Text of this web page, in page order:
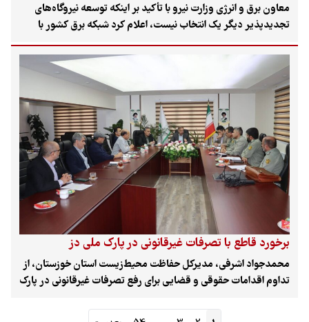
معاون برق و انرژی وزارت نیرو با تأکید بر اینکه توسعه نیروگاه‌های
تجدیدپذیر دیگر یک انتخاب نیست، اعلام کرد شبکه برق کشور با
اصلاح فرآیندهای اتصال، تقویت زیرساخت‌ها و تغییر مدل
بهره‌برداری، برای پذیرش ۳۰ هزار مگاوات ظرفیت جدید انرژی
تجدیدپذیر آماده می‌شود.
برخورد قاطع با تصرفات غیرقانونی در پارک ملی دز
محمدجواد اشرفی، مدیرکل حفاظت محیط‌زیست استان خوزستان، از
تداوم اقدامات حقوقی و قضایی برای رفع تصرفات غیرقانونی در پارک
زیستگاه ارزشمند در حال پیگیری است که بخشی از آن‌ها منجر به